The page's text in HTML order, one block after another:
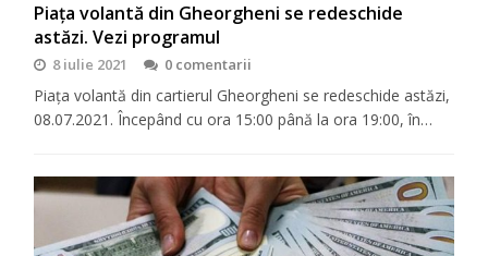
Piața volantă din Gheorgheni se redeschide
astăzi. Vezi programul
8 iulie 2021 0 comentarii
Piața volantă din cartierul Gheorgheni se redeschide astăzi,
08.07.2021. Începând cu ora 15:00 până la ora 19:00, în…